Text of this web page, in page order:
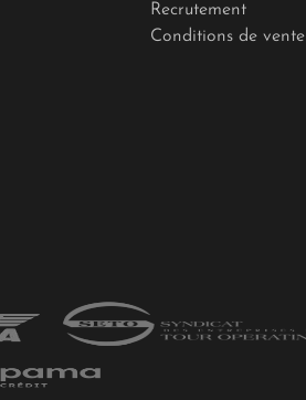
Recrutement
Conditions de vente